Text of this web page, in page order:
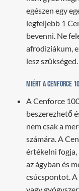
egészen egy
legfeljebb 1
bevenni. Ne
afrodiziákum,
lesz szükséged.
Miért a Cenforce
A Cenforce
beszerezhető
nem csak a
számára. A
értékelni
az ágyban és
csúcspontot. A